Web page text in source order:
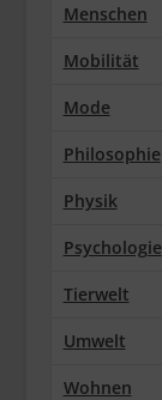
Menschen
Mobilität
Mode
Philosophie
Physik
Psychologie
Tierwelt
Umwelt
Wohnen